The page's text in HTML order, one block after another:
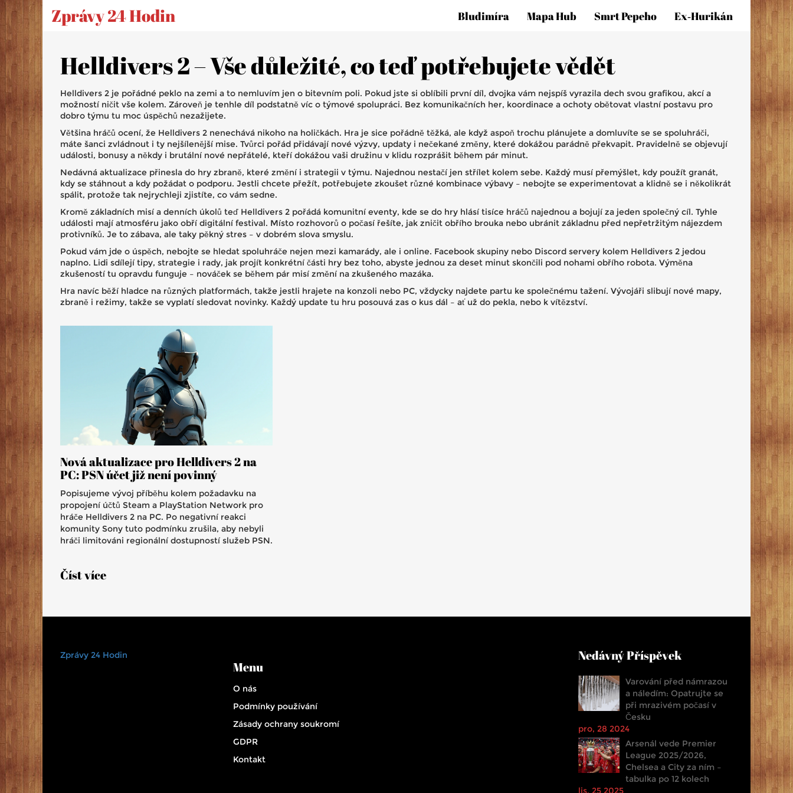
Zprávy 24 Hodin Bludimíra Mapa Hub Smrt Pepeho Ex‑hurikán
Helldivers 2 – Vše důležité, co teď potřebujete vědět
Helldivers 2 je pořádné peklo na zemi a to nemluvím jen o bitevním poli. Pokud jste si oblíbili první díl, dvojka vám nejspíš vyrazila dech svou grafikou, akcí a
možností ničit vše kolem. Zároveň je tenhle díl podstatně víc o týmové spolupráci. Bez komunikačních her, koordinace a ochoty obětovat vlastní postavu pro
dobro týmu tu moc úspěchů nezažijete.
Většina hráčů ocení, že Helldivers 2 nenechává nikoho na holičkách. Hra je sice pořádně těžká, ale když aspoň trochu plánujete a domluvíte se se spoluhráči,
máte šanci zvládnout i ty nejšílenější mise. Tvůrci pořád přidávají nové výzvy, updaty i nečekané změny, které dokážou parádně překvapit. Pravidelně se objevují
události, bonusy a někdy i brutální nové nepřátelé, kteří dokážou vaši družinu v klidu rozprášit během pár minut.
Nedávná aktualizace přinesla do hry zbraně, které změní i strategii v týmu. Najednou nestačí jen střílet kolem sebe. Každý musí přemýšlet, kdy použít granát,
kdy se stáhnout a kdy požádat o podporu. Jestli chcete přežít, potřebujete zkoušet různé kombinace výbavy – nebojte se experimentovat a klidně se i několikrát
spálit, protože tak nejrychleji zjistíte, co vám sedne.
Kromě základních misí a denních úkolů teď Helldivers 2 pořádá komunitní eventy, kde se do hry hlásí tisíce hráčů najednou a bojují za jeden společný cíl. Tyhle
události mají atmosféru jako obří digitální festival. Místo rozhovorů o počasí řešíte, jak zničit obřího brouka nebo ubránit základnu před nepřetržitým nájezdem
protivníků. Je to zábava, ale taky pěkný stres – v dobrém slova smyslu.
Pokud vám jde o úspěch, nebojte se hledat spoluhráče nejen mezi kamarády, ale i online. Facebook skupiny nebo Discord servery kolem Helldivers 2 jedou
naplno. Lidi sdílejí tipy, strategie i rady, jak projít konkrétní části hry bez toho, abyste jednou za deset minut skončili pod nohami obřího robota. Výměna
zkušeností tu opravdu funguje – nováček se během pár misí změní na zkušeného mazáka.
Hra navíc běží hladce na různých platformách, takže jestli hrajete na konzoli nebo PC, vždycky najdete partu ke společnému tažení. Vývojáři slibují nové mapy,
zbraně i režimy, takže se vyplatí sledovat novinky. Každý update tu hru posouvá zas o kus dál – ať už do pekla, nebo k vítězství.
Nová aktualizace pro Helldivers 2 na
PC: PSN účet již není povinný
Popisujeme vývoj příběhu kolem požadavku na
propojení účtů Steam a PlayStation Network pro
hráče Helldivers 2 na PC. Po negativní reakci
komunity Sony tuto podmínku zrušila, aby nebyli
hráči limitováni regionální dostupností služeb PSN.
Číst více
Zprávy 24 Hodin
Menu
O nás
Podmínky používání
Zásady ochrany soukromí
GDPR
Kontakt
Nedávný Příspěvek
Varování před námrazou
a náledím: Opatrujte se
při mrazivém počasí v
Česku
pro, 28 2024
Arsenál vede Premier
League 2025/2026,
Chelsea a City za ním –
tabulka po 12 kolech
lis, 25 2025